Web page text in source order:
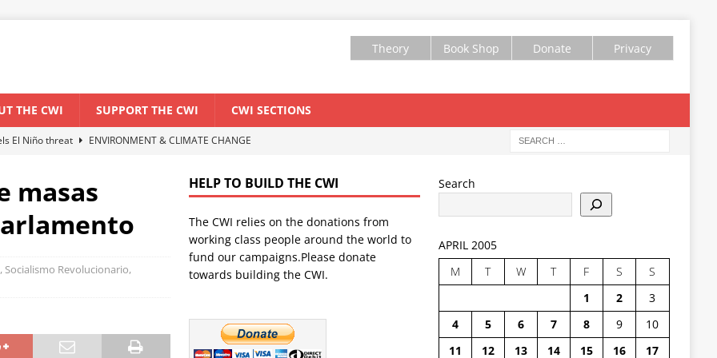
Theory Book Shop Donate Privacy
THE CWI SUPPORT THE CWI CWI SECTIONS
El Niño threat
ENVIRONMENT & CLIMATE CHANGE
WORLD ECONOMY
forum for Marxist discussion and debate
CWI SUMMER SCHOOL
masas
Socialismo Revolucionario,
HELP TO BUILD THE CWI
The CWI relies on the donations from
working class people around the world to
fund our campaigns.Please donate
towards building the CWI.
Search
APRIL 2005
M
T W T F S
S
1
2
3
4
5 6 7 8 9
10
11
12 13 14 15 16
17